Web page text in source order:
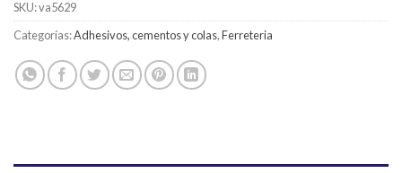
SKU:va5629
Categorías:Adhesivos, cementos y colas,Ferreteria